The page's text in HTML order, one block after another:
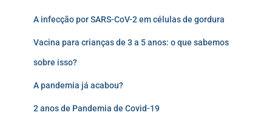
A infecção por SARS-CoV-2 em células de gordura
Vacina para crianças de 3 a 5 anos: o que sabemos
sobre isso?
A pandemia já acabou?
2 anos de Pandemia de Covid-19